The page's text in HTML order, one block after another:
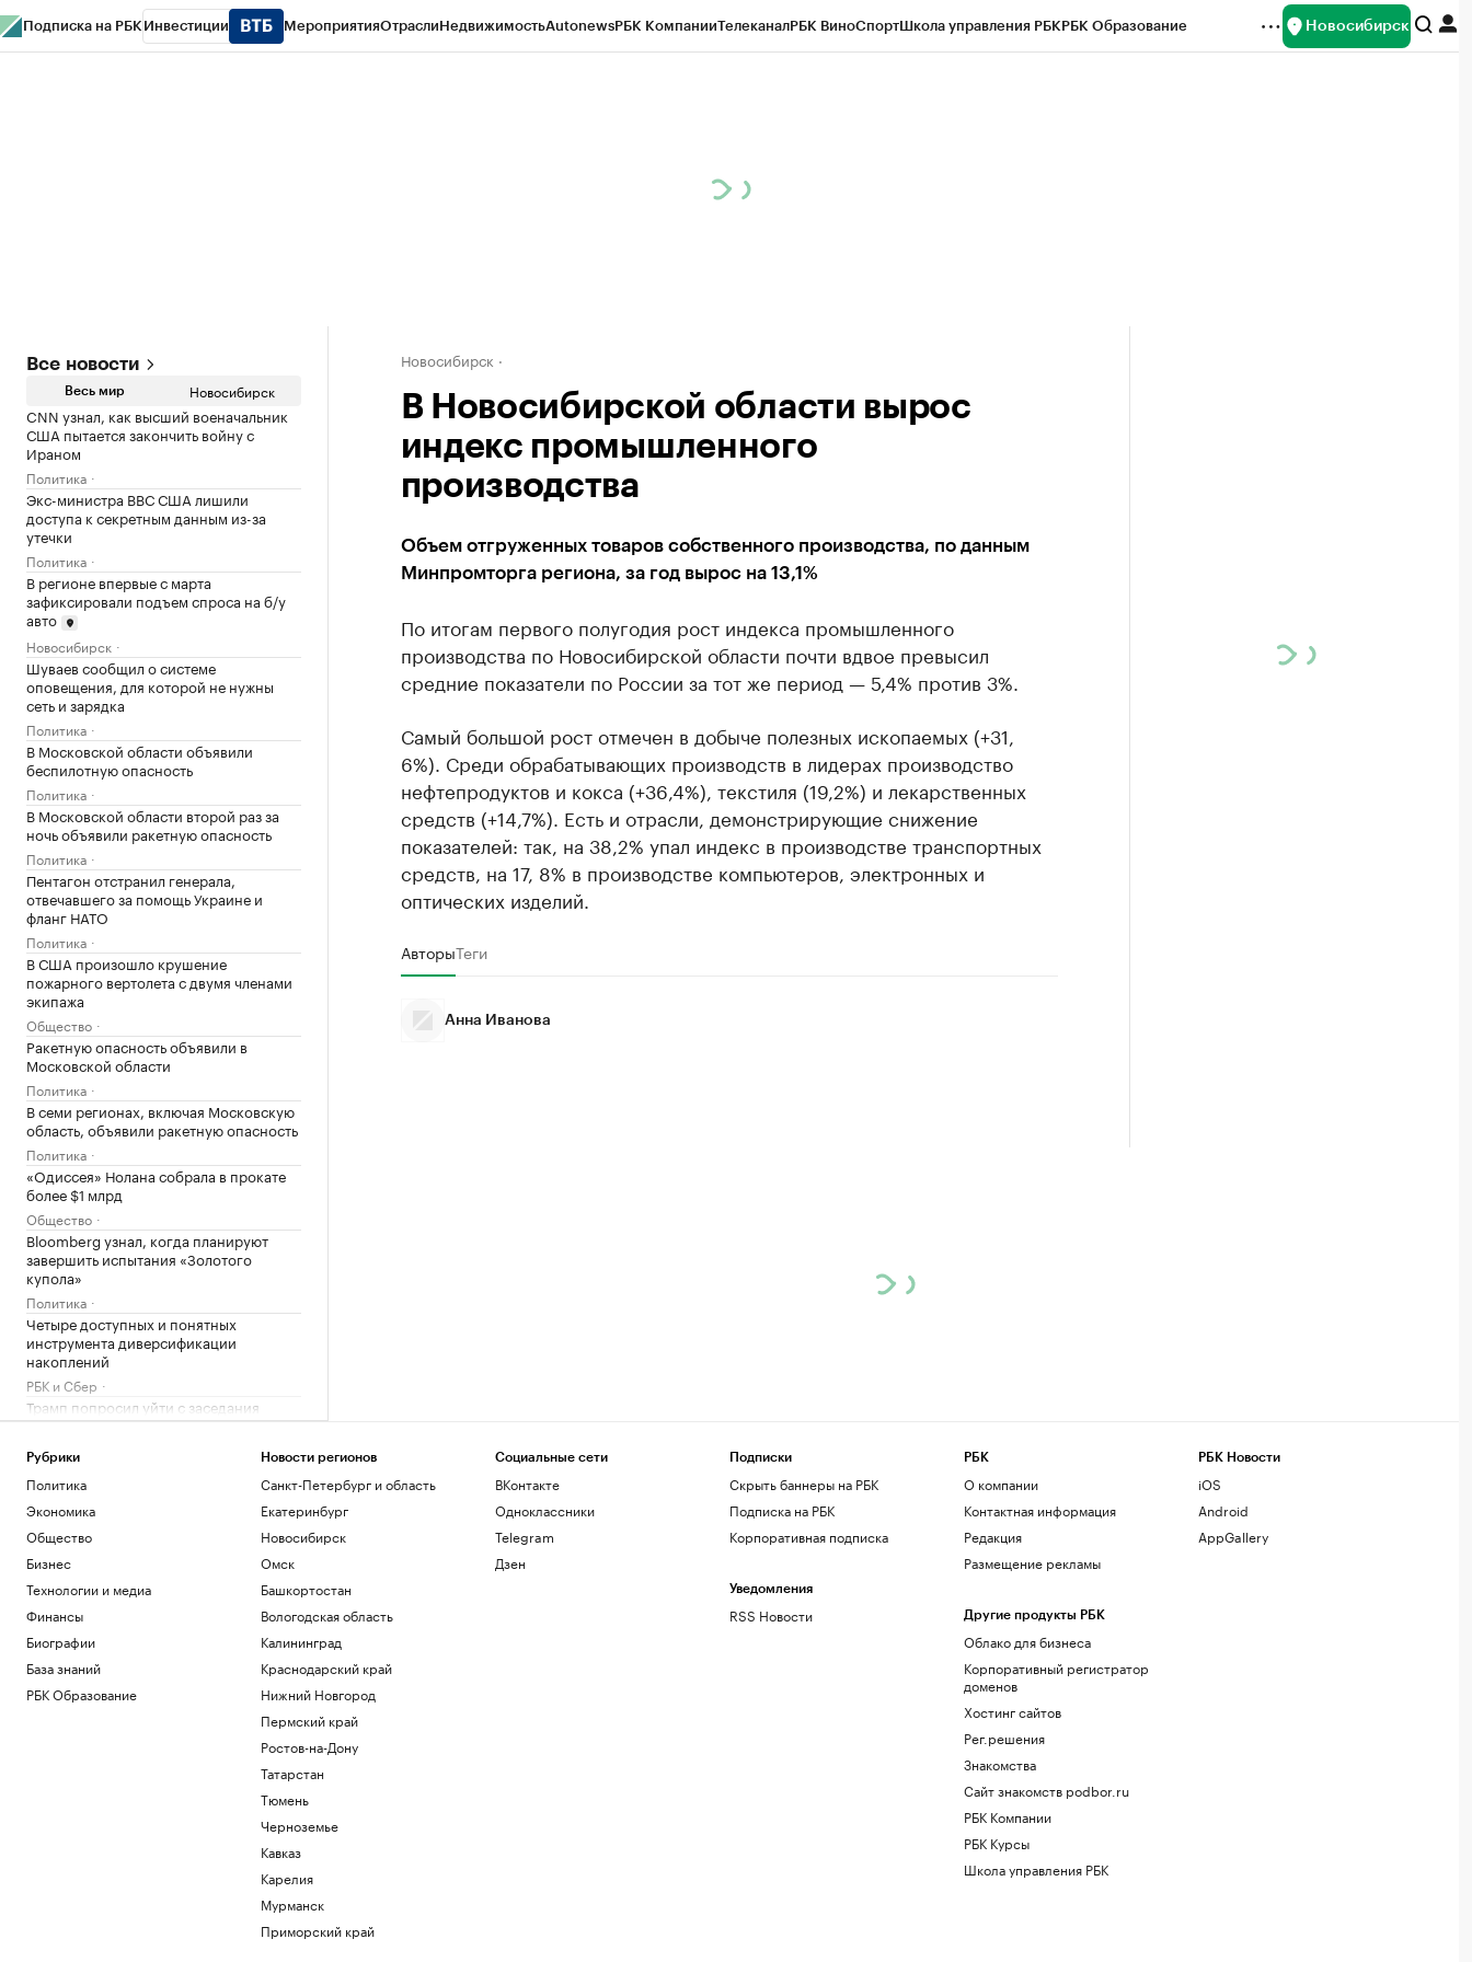
Подписка на РБК Инвестиции МероприятияОтраслиНедвижимостьAutonewsРБК КомпанииТелеканалРБК ВиноСпортШкола управления РБКРБК Образование Новосибирск
Все новости
Весь мир Новосибирск
CNN узнал, как высший военачальник
США пытается закончить войну с
Ираном
Политика
Экс-министра ВВС США лишили
доступа к секретным данным из-за
утечки
Политика
В регионе впервые с марта
зафиксировали подъем спроса на б/у
авто
Новосибирск
Шуваев сообщил о системе
оповещения, для которой не нужны
сеть и зарядка
Политика
В Московской области объявили
беспилотную опасность
Политика
В Московской области второй раз за
ночь объявили ракетную опасность
Политика
Пентагон отстранил генерала,
отвечавшего за помощь Украине и
фланг НАТО
Политика
В США произошло крушение
пожарного вертолета с двумя членами
экипажа
Общество
Ракетную опасность объявили в
Московской области
Политика
В семи регионах, включая Московскую
область, объявили ракетную опасность
Политика
«Одиссея» Нолана собрала в прокате
более $1 млрд
Общество
Bloomberg узнал, когда планируют
завершить испытания «Золотого
купола»
Политика
Четыре доступных и понятных
инструмента диверсификации
накоплений
РБК и Сбер
Трамп попросил уйти с заседания
Госдепа раньше, чтобы «вести войну»
Политика
Испания ввела контроль на границе
для путешественников из Италии
Политика
Bloomberg узнал, что Украине грозит
Экспорт синтетических алмазов из
Китая резко вырос на фоне бума ИИ
Технологии и медиа
В Чехии при нападении с ножом
Общество
Telegraph сообщил о выплатах УЕФА
вероятной любовнице Инфантино
Ученые оценили риски от созданных с
помощью ИИ искусственных вирусов
Новосибирск
В Новосибирской области вырос
индекс промышленного
производства
Объем отгруженных товаров собственного производства, по данным
Минпромторга региона, за год вырос на 13,1%
По итогам первого полугодия рост индекса промышленного
производства по Новосибирской области почти вдвое превысил
средние показатели по России за тот же период — 5,4% против 3%.
Самый большой рост отмечен в добыче полезных ископаемых (+31,
6%). Среди обрабатывающих производств в лидерах производство
нефтепродуктов и кокса (+36,4%), текстиля (19,2%) и лекарственных
средств (+14,7%). Есть и отрасли, демонстрирующие снижение
показателей: так, на 38,2% упал индекс в производстве транспортных
средств, на 17, 8% в производстве компьютеров, электронных и
оптических изделий.
АвторыТеги
Анна Иванова
Рубрики
Политика
Экономика
Общество
Бизнес
Технологии и медиа
Финансы
Биографии
База знаний
РБК Образование
Новости регионов
Санкт-Петербург и область
Екатеринбург
Новосибирск
Омск
Башкортостан
Вологодская область
Калининград
Краснодарский край
Нижний Новгород
Пермский край
Ростов-на-Дону
Татарстан
Тюмень
Черноземье
Кавказ
Карелия
Мурманск
Приморский край
Социальные сети
ВКонтакте
Одноклассники
Telegram
Дзен
Подписки
Скрыть баннеры на РБК
Подписка на РБК
Корпоративная подписка
Уведомления
RSS Новости
РБК
О компании
Контактная информация
Редакция
Размещение рекламы
Другие продукты РБК
Облако для бизнеса
Корпоративный регистратор
доменов
Хостинг сайтов
Рег.решения
Знакомства
Сайт знакомств podbor.ru
РБК Компании
РБК Курсы
Школа управления РБК
РБК Новости
iOS
Android
AppGallery